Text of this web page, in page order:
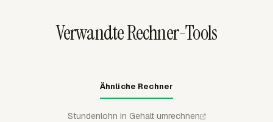
Verwandte Rechner-Tools
Ähnliche Rechner
Stundenlohn in Gehalt umrechnen